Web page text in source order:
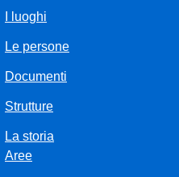
I luoghi
Le persone
Documenti
Strutture
La storia
Aree